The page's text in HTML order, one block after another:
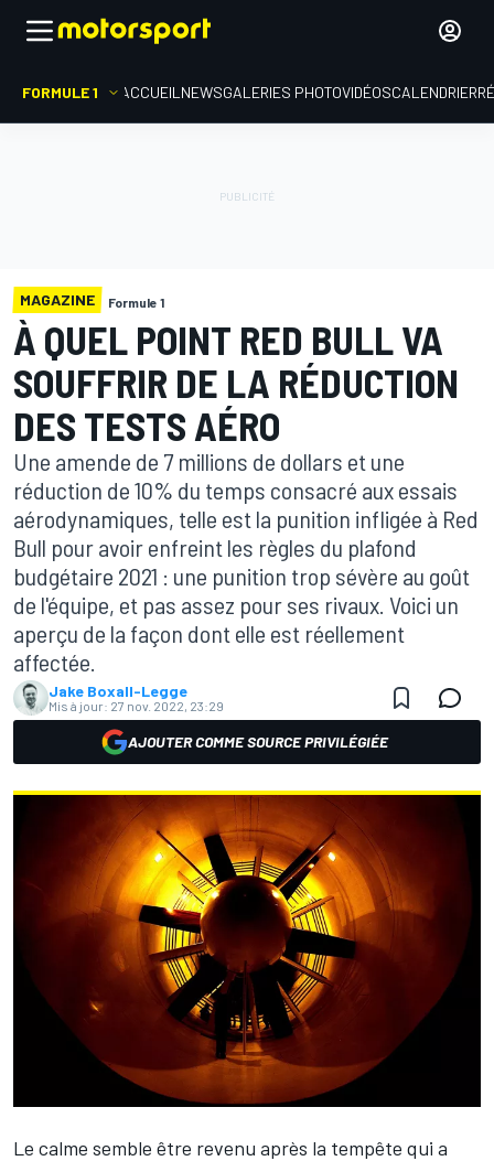
FORMULE 1 ACCUEIL NEWSGALERIES PHOTOVIDÉOSCALENDRIER
MAGAZINE Formule 1
À QUEL POINT RED BULL VA
SOUFFRIR DE LA RÉDUCTION
DES TESTS AÉRO
Une amende de 7 millions de dollars et une
réduction de 10% du temps consacré aux essais
aérodynamiques, telle est la punition infligée à Red
Bull pour avoir enfreint les règles du plafond
budgétaire 2021 : une punition trop sévère au goût
de l'équipe, et pas assez pour ses rivaux. Voici un
aperçu de la façon dont elle est réellement
affectée.
Jake Boxall-Legge
Mis à jour: 27 nov. 2022, 23:29
AJOUTER COMME SOURCE PRIVILÉGIÉE
Le calme semble être revenu après la tempête qui a